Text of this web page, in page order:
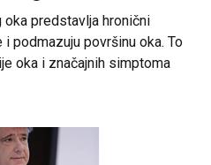
predstavlja hronični
podmazuju površinu oka. To
oka i značajnih simptoma
se oči suše prebrzo. Time